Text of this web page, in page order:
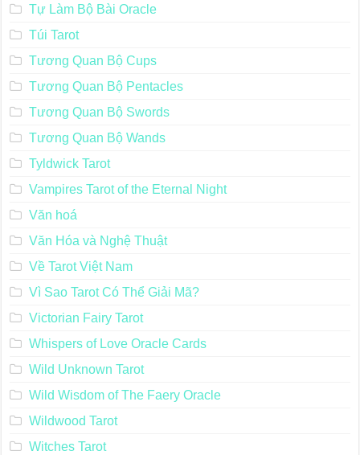
Tự Làm Bộ Bài Oracle
Túi Tarot
Tương Quan Bộ Cups
Tương Quan Bộ Pentacles
Tương Quan Bộ Swords
Tương Quan Bộ Wands
Tyldwick Tarot
Vampires Tarot of the Eternal Night
Văn hoá
Văn Hóa và Nghệ Thuật
Về Tarot Việt Nam
Vì Sao Tarot Có Thể Giải Mã?
Victorian Fairy Tarot
Whispers of Love Oracle Cards
Wild Unknown Tarot
Wild Wisdom of The Faery Oracle
Wildwood Tarot
Witches Tarot